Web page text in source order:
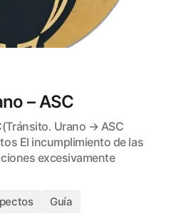
– ASC
Urano → ASC
El incumplimiento de las
excesivamente
Guía